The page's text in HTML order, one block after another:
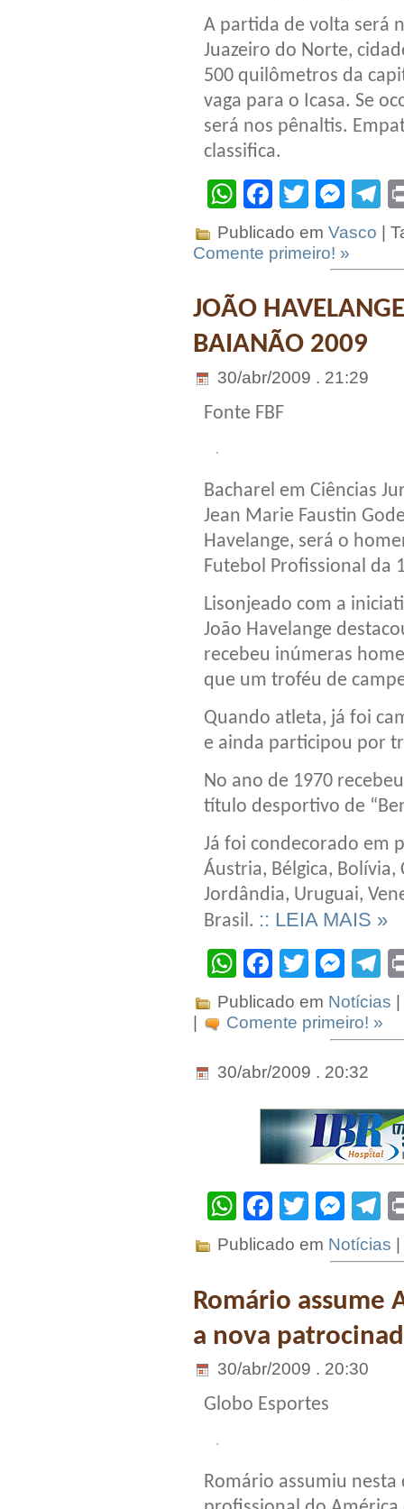
A partida de volta será
Juazeiro do Norte,
500 quilômetros da
vaga para o Icasa. Se
será nos pênaltis.
classifica.
WhatsApp
Facebook
Twitter
Publicado em Vasco |
Comente primeiro! »
JOÃO
BAIANÃO 2009
30/abr/2009 . 21:29
Fonte FBF
Bacharel em Ciências
Jean Marie Faustin
Havelange, será o
Futebol Profissional da
Lisonjeado com a
João Havelange
recebeu inúmeras
que um troféu de
Quando atleta, já foi
e ainda participou por
No ano de 1970
título desportivo de
Já foi condecorado em
Áustria, Bélgica,
Jordândia, Uruguai,
Brasil. :: LEIA MAIS »
WhatsApp
Facebook
Twitter
Publicado em Notícias
|
Comente primeiro! »
30/abr/2009 . 20:32
WhatsApp
Facebook
Twitter
Publicado em Notícias
Romário assume
a nova
30/abr/2009 . 20:30
Globo Esportes
Romário assumiu